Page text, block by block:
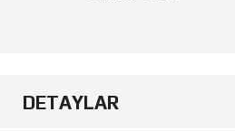
DETAYLAR